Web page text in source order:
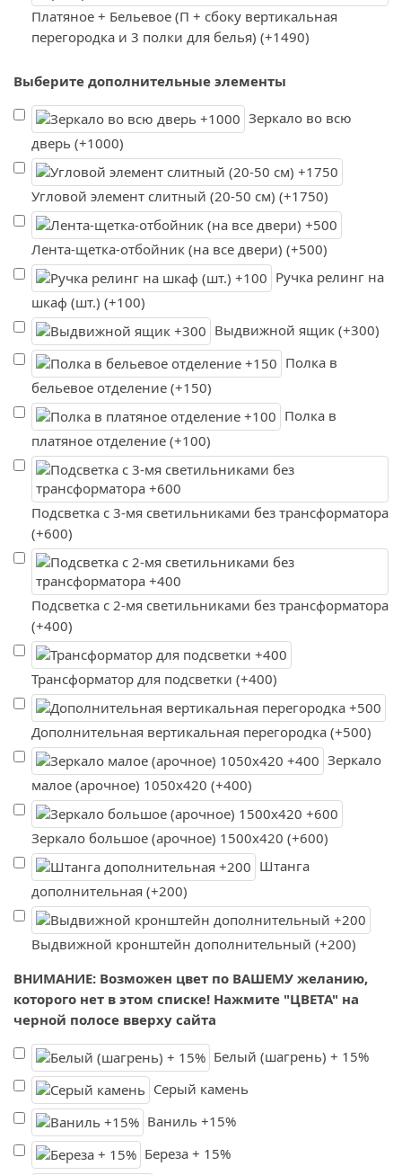
Платяное + Бельевое (П + сбоку вертикальная
перегородка и 3 полки для белья) (+1490)
Выберите дополнительные элементы
Зеркало во всю
дверь (+1000)
Угловой элемент слитный (20-50 см) (+1750)
Лента-щетка-отбойник (на все двери) (+500)
Ручка релинг на
шкаф (шт.) (+100)
Выдвижной ящик (+300)
Полка в
бельевое отделение (+150)
Полка в
платяное отделение (+100)
Подсветка с 3-мя светильниками без трансформатора
(+600)
Подсветка с 2-мя светильниками без трансформатора
(+400)
Трансформатор для подсветки (+400)
Дополнительная вертикальная перегородка (+500)
Зеркало
малое (арочное) 1050х420 (+400)
Зеркало большое (арочное) 1500х420 (+600)
Штанга
дополнительная (+200)
Выдвижной кронштейн дополнительный (+200)
ВНИМАНИЕ: Возможен цвет по ВАШЕМУ желанию,
которого нет в этом списке! Нажмите "ЦВЕТА" на
черной полосе вверху сайта
Белый (шагрень) + 15%
Серый камень
Ваниль +15%
Береза + 15%